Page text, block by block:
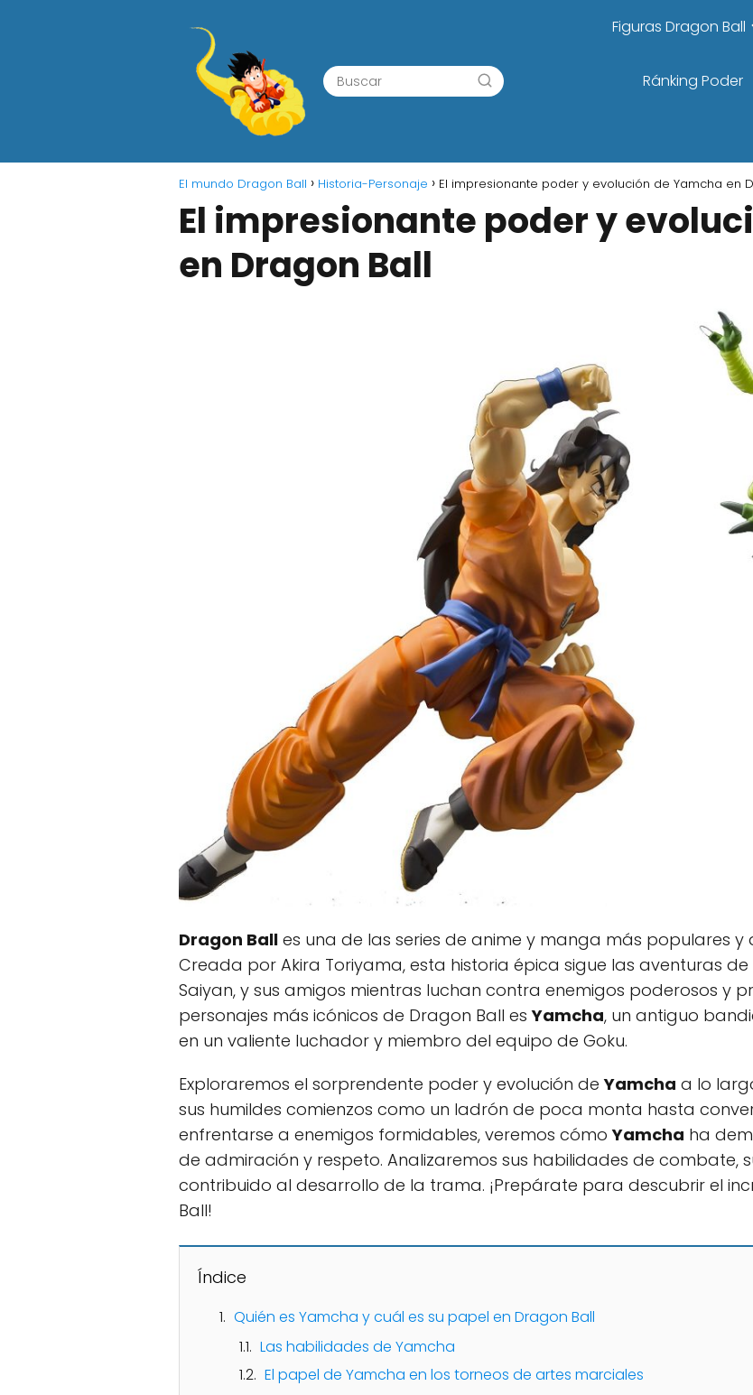
Figuras Dragon Ball
Ránking Poder
El mundo Dragon Ball Historia-Personaje El impresionante poder y evolución de Yamcha en
El impresionante poder y
en Dragon Ball
Dragon Ball es una de las series de anime y manga más populares
Creada por Akira Toriyama, esta historia épica sigue las aventuras
Saiyan, y sus amigos mientras luchan contra enemigos poderosos y
personajes más icónicos de Dragon Ball esYamcha, un antiguo
en un valiente luchador y miembro del equipo de Goku.
Exploraremos el sorprendente poder y evolución deYamcha a lo
sus humildes comienzos como un ladrón de poca monta hasta
enfrentarse a enemigos formidables, veremos cómoYamcha ha
de admiración y respeto. Analizaremos sus habilidades de combate,
contribuido al desarrollo de la trama. ¡Prepárate para descubrir el
Ball!
Índice
Quién es Yamcha y cuál es su papel en Dragon Ball
Las habilidades de Yamcha
El papel de Yamcha en los torneos de artes marciales